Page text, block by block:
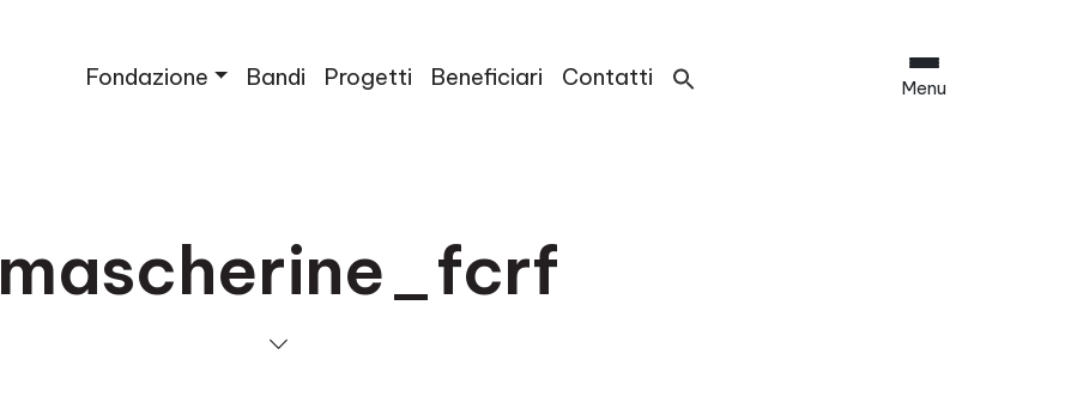
Fondazione Bandi Progetti Beneficiari Contatti Menu
mascherine_fcrf